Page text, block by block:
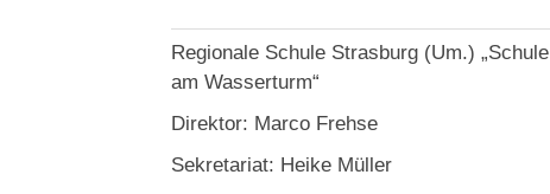
Regionale Schule Strasburg (Um.) „Schule
am Wasserturm“
Direktor: Marco Frehse
Sekretariat: Heike Müller